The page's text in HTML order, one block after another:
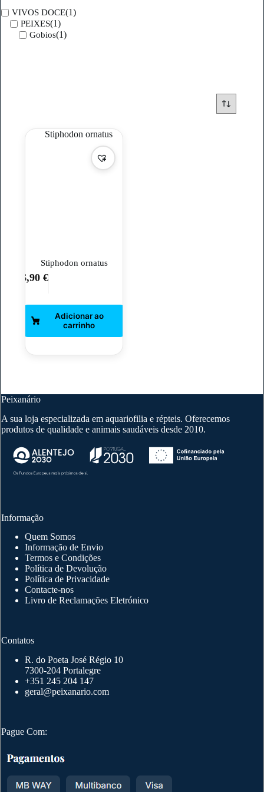
Stiphodon ornatus
6,90 €
VIVOS DOCE(1)
PEIXES(1)
Gobios(1)
Peixanário
A sua loja especializada em aquariofilia e répteis. Oferecemos
produtos de qualidade e animais saudáveis desde 2010.
Informação
Quem Somos
Informação de Envio
Termos e Condições
Política de Devolução
Política de Privacidade
Contacte-nos
Livro de Reclamações Eletrónico
Contatos
R. do Poeta José Régio 10
7300-204 Portalegre
+351 245 204 147
geral@peixanario.com
Pague Com: